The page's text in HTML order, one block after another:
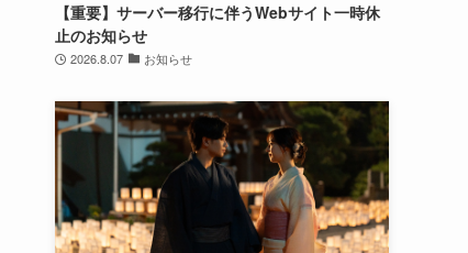
【重要】サーバー移行に伴うWebサイト一時休
止のお知らせ
2026.8.07 お知らせ